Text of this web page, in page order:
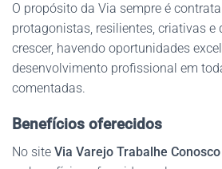
O propósito da Via sempre é
protagonistas, resilientes, criativas e
crescer, havendo oportunidades
desenvolvimento profissional em
comentadas.
Benefícios oferecidos
No site Via Varejo Trabalhe Conosco